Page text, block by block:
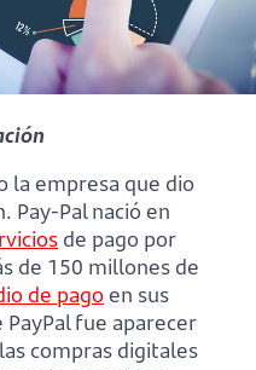
la empresa que dio
Pay-Pal nació en
de pago por
de 150 millones de
de pagoen sus
fue aparecer
compras digitales